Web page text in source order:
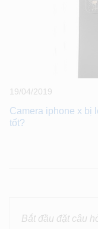
19/04/2019
Camera iphone x
tốt?